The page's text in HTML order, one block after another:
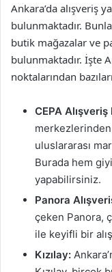
Ankara’da alışveriş
bulunmaktadır.
butik mağazalar ve
bulunmaktadır. İşte
noktalarından
CEPA
uluslararası
Burada hem
yapabilirsiniz.
Panora
çeken Panora,
ile keyifli bir
Kızılay: